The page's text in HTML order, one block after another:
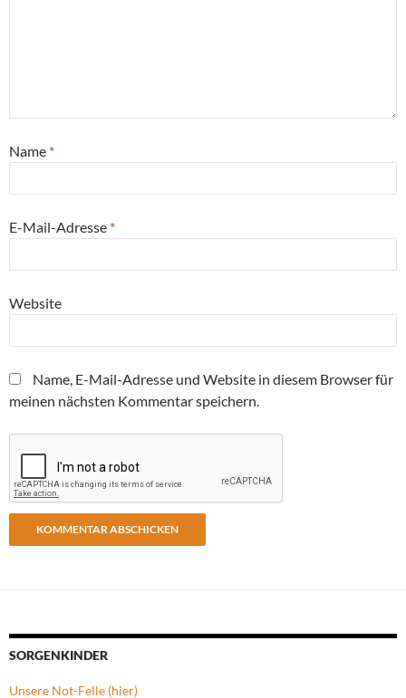
Name *
E-Mail-Adresse *
Website
Name, E-Mail-Adresse und Website in diesem Browser für
meinen nächsten Kommentar speichern.
SORGENKINDER
Unsere Not-Felle (hier)